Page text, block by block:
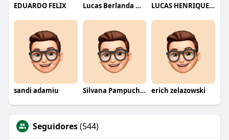
EDUARDO FELIX Lucas Berlanda Moraes LUCAS HENRIQUE RIBEIRO
sandi adamiu Silvana Pampuch Andreata erich zelazowski
Seguidores(544)